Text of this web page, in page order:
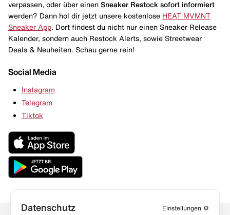
verpassen, oder über einen Sneaker Restock sofort informiert
werden? Dann hol dir jetzt unsere kostenlose HEAT MVMNT
Sneaker App . Dort findest du nicht nur einen Sneaker Release
Kalender, sondern auch Restock Alerts, sowie Streetwear
Deals & Neuheiten. Schau gerne rein!
Social Media
Instagram
Telegram
Tiktok
Datenschutz Einstellungen ⚙️